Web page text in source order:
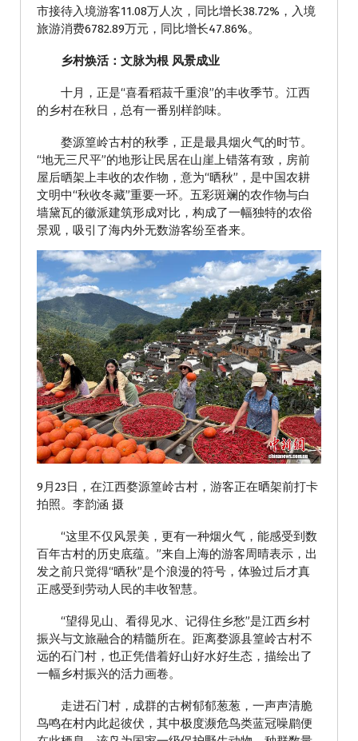
市接待入境游客11.08万人次，同比增长38.72%，入境
旅游消费6782.89万元，同比增长47.86%。
乡村焕活：文脉为根 风景成业
十月，正是“喜看稻菽千重浪”的丰收季节。江西
的乡村在秋日，总有一番别样韵味。
婺源篁岭古村的秋季，正是最具烟火气的时节。
“地无三尺平”的地形让民居在山崖上错落有致，房前
屋后晒架上丰收的农作物，意为“晒秋”，是中国农耕
文明中“秋收冬藏”重要一环。五彩斑斓的农作物与白
墙黛瓦的徽派建筑形成对比，构成了一幅独特的农俗
景观，吸引了海内外无数游客纷至沓来。
9月23日，在江西婺源篁岭古村，游客正在晒架前打卡
拍照。李韵涵 摄
“这里不仅风景美，更有一种烟火气，能感受到数
百年古村的历史底蕴。”来自上海的游客周晴表示，出
发之前只觉得“晒秋”是个浪漫的符号，体验过后才真
正感受到劳动人民的丰收智慧。
“望得见山、看得见水、记得住乡愁”是江西乡村
振兴与文旅融合的精髓所在。距离婺源县篁岭古村不
远的石门村，也正凭借着好山好水好生态，描绘出了
一幅乡村振兴的活力画卷。
走进石门村，成群的古树郁郁葱葱，一声声清脆
鸟鸣在村内此起彼伏，其中极度濒危鸟类蓝冠噪鹛便